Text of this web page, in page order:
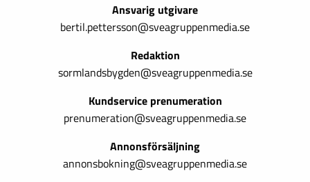
Ansvarig utgivare
bertil.pettersson@sveagruppenmedia.se
Redaktion
sormlandsbygden@sveagruppenmedia.se
Kundservice prenumeration
prenumeration@sveagruppenmedia.se
Annonsförsäljning
annonsbokning@sveagruppenmedia.se